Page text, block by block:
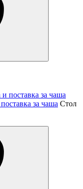
за чаша Стол